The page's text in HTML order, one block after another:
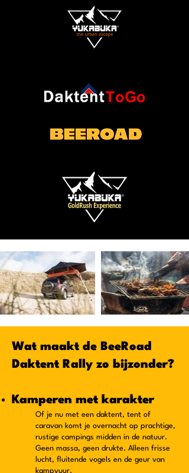
Wat maakt de BeeRoad
Daktent Rally zo bijzonder?
Kamperen met karakter
Of je nu met een daktent, tent of
caravan komt je overnacht op prachtige,
rustige campings midden in de natuur.
Geen massa, geen drukte. Alleen frisse
lucht, fluitende vogels en de geur van
kampvuur.